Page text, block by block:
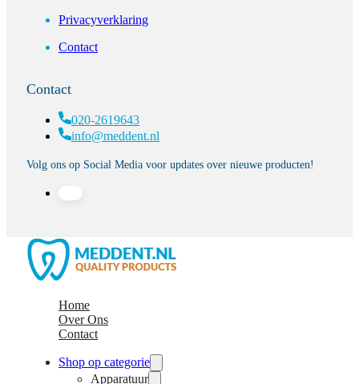
Privacyverklaring
Contact
Contact
020-2619643
info@meddent.nl
Volg ons op Social Media voor updates over nieuwe producten!
Home
Over Ons
Contact
Shop op categorie
Apparatuur